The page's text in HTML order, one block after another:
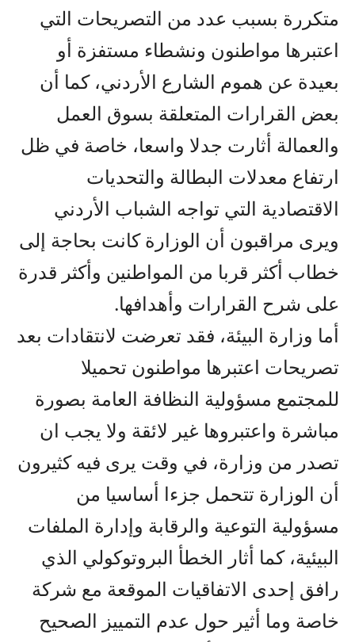
متكررة بسبب عدد من التصريحات التي
اعتبرها مواطنون ونشطاء مستفزة أو
بعيدة عن هموم الشارع الأردني، كما أن
بعض القرارات المتعلقة بسوق العمل
والعمالة أثارت جدلا واسعا، خاصة في ظل
ارتفاع معدلات البطالة والتحديات
الاقتصادية التي تواجه الشباب الأردني
ويرى مراقبون أن الوزارة كانت بحاجة إلى
خطاب أكثر قربا من المواطنين وأكثر قدرة
على شرح القرارات وأهدافها.
أما وزارة البيئة، فقد تعرضت لانتقادات بعد
تصريحات اعتبرها مواطنون تحميلا
للمجتمع مسؤولية النظافة العامة بصورة
مباشرة واعتبروها غير لائقة ولا يجب ان
تصدر من وزارة، في وقت يرى فيه كثيرون
أن الوزارة تتحمل جزءا أساسيا من
مسؤولية التوعية والرقابة وإدارة الملفات
البيئية، كما أثار الخطأ البروتوكولي الذي
رافق إحدى الاتفاقيات الموقعة مع شركة
خاصة وما أثير حول عدم التمييز الصحيح